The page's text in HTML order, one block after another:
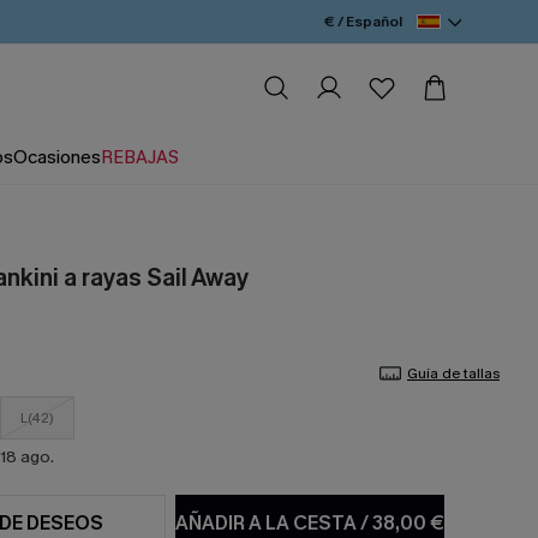
€ / Español
OcasionesREBAJAS
a rayas Sail Away
Guía de tallas
L(42)
ago.
AÑADIR A LA CESTA/38,00 €
DESEOS